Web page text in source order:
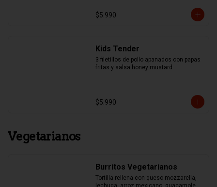
$5.990
Kids Tender
3 filetillos de pollo apanados con papas
fritas y salsa honey mustard
$5.990
Vegetarianos
Burritos Vegetarianos
Tortilla rellena con queso mozzarella,
lechuga, arroz mexicano, guacamole,